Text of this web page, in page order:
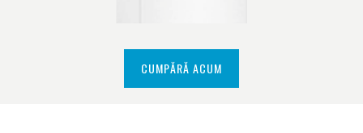
CUMPĂRĂ ACUM